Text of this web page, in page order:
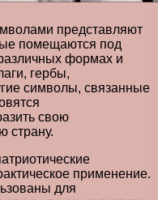
представляют
помещаются под
формах и
гербы,
символы, связанные
свою
страну.
применение.
для